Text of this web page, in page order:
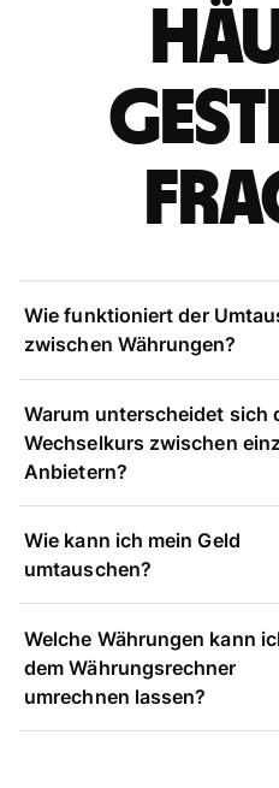
Wie funktioniert der
zwischen Währungen?
Warum unterscheidet sich
Wechselkurs zwischen
Anbietern?
Wie kann ich mein Geld
umtauschen?
Welche Währungen kann
dem Währungsrechner
umrechnen lassen?